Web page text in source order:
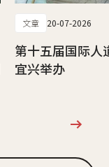
文章 20-07-2026
第十五届国际人
宜兴举办